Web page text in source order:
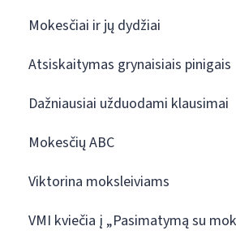
Mokesčiai ir jų dydžiai
Atsiskaitymas grynaisiais pinigais
Dažniausiai užduodami klausimai
Mokesčių ABC
Viktorina moksleiviams
VMI kviečia į „Pasimatymą su